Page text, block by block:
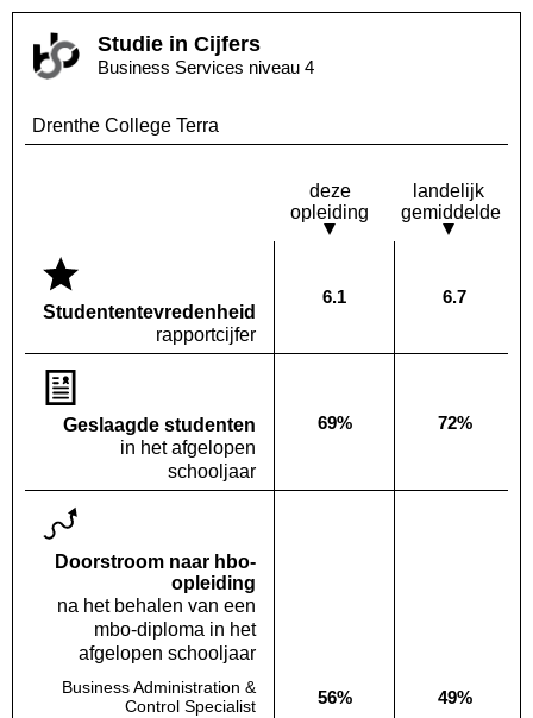
Studie in Cijfers
Business Services niveau 4
Drenthe College Terra
deze
opleiding
landelijk
gemiddelde
Studenten­tevredenheid
rapportcijfer
Deze opleiding:
6.1 Landelijk
6.7
Geslaagde studenten
in het afgelopen
schooljaar
Deze opleiding:
69% Landelijk
72%
Doorstroom naar hbo-
opleiding
na het behalen van een
mbo-diploma in het
afgelopen schooljaar
Business Administration &
Control Specialist
Deze opleiding:
56% Landelijk
49%